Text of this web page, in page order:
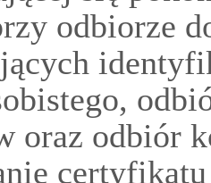
odbiorze
oraz odbiór